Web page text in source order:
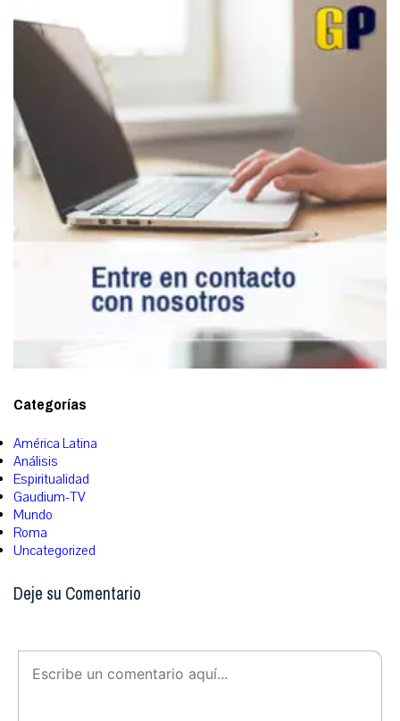
Categorías
América Latina
Análisis
Espiritualidad
Gaudium-TV
Mundo
Roma
Uncategorized
Deje su Comentario